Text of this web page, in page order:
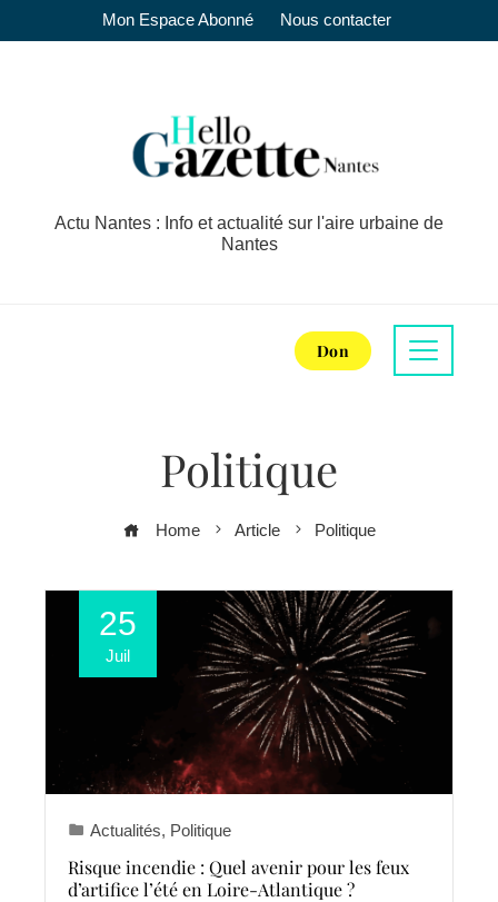
Mon Espace Abonné Nous contacter
Actu Nantes : Info et actualité sur l'aire urbaine de
Nantes
Don
Politique
Home Article Politique
25
Juil
Actualités, Politique
Risque incendie : Quel avenir pour les feux
d’artifice l’été en Loire-Atlantique ?